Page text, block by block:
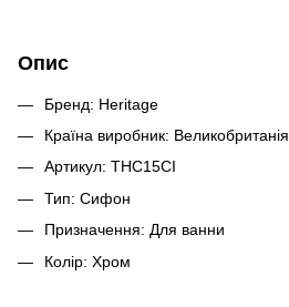
Опис
Бренд: Heritage
Країна виробник: Великобританія
Артикул: THC15CI
Тип: Сифон
Призначення: Для ванни
Колір: Хром